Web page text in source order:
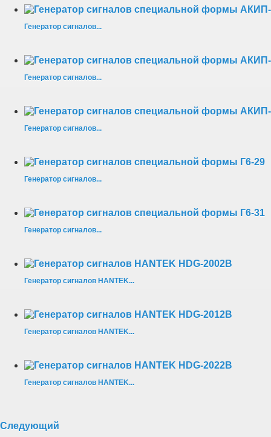
Генератор сигналов...
Генератор сигналов...
Генератор сигналов...
Генератор сигналов...
Генератор сигналов...
Генератор сигналов HANTEK...
Генератор сигналов HANTEK...
Генератор сигналов HANTEK...
Следующий